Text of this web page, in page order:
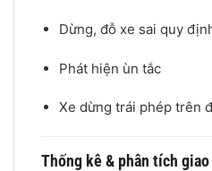
Dừng, đỗ xe sai quy
Phát hiện ùn tắc
Xe dừng trái phép trên
Thống kê & phân tích